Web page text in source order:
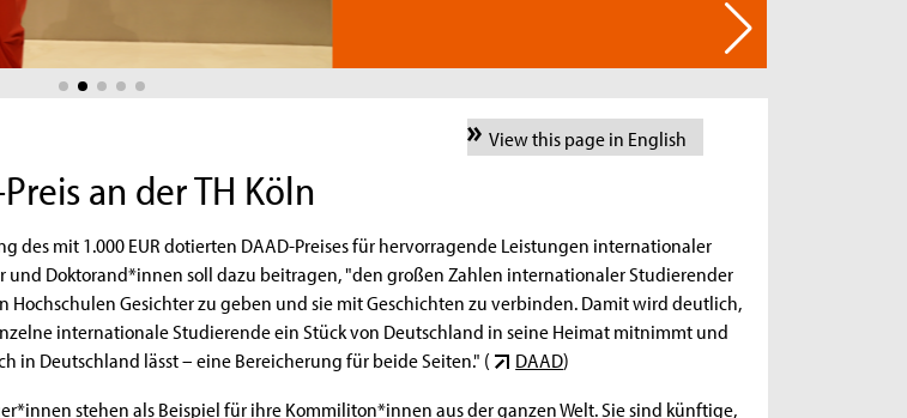
View this page in English
an der TH Köln
des mit 1.000 EUR dotierten DAAD-Preises für hervorragende Leistungen internationaler
und Doktorand*innen soll dazu beitragen, "den großen Zahlen internationaler Studierender
Hochschulen Gesichter zu geben und sie mit Geschichten zu verbinden. Damit wird deutlich,
internationale Studierende ein Stück von Deutschland in seine Heimat mitnimmt und
in Deutschland lässt – eine Bereicherung für beide Seiten." (
DAAD)
stehen als Beispiel für ihre Kommiliton*innen aus der ganzen Welt. Sie sind künftige,